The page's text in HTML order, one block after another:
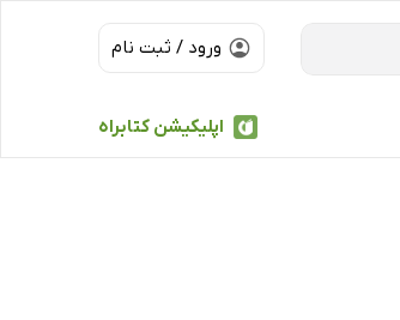
ورود / ثبت نام
اپلیکیشن کتابراه